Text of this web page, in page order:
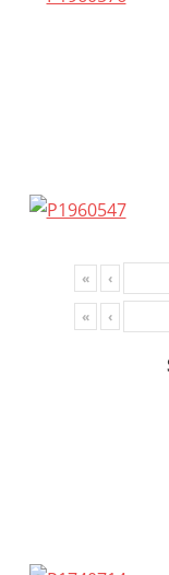
« ‹
« ‹